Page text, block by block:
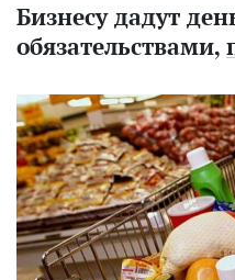
Бизнесу дадут
обязательствами,